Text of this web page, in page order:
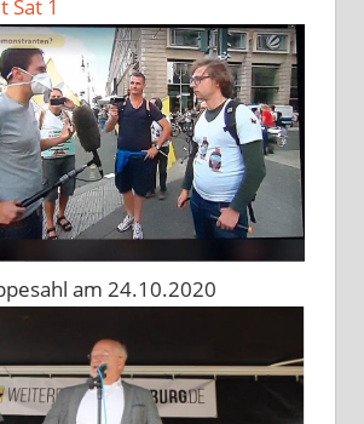
Sat 1
am 24.10.2020